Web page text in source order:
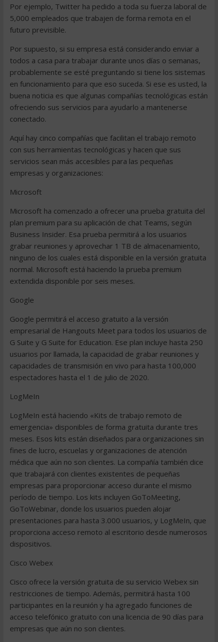
Por ejemplo, Twitter ha pedido a toda su fuerza laboral de
5,000 empleados que trabajen de forma remota en el
futuro previsible.
Por supuesto, si su empresa está considerando enviar a
todos a casa para trabajar durante unos días o semanas,
probablemente se esté preguntando si tiene los sistemas
en funcionamiento para que eso suceda. Si ese es usted, la
buena noticia es que algunas compañías tecnológicas están
ofreciendo sus servicios para ayudarlo a mantenerse
conectado.
Aquí hay cinco compañías que facilitan el trabajo remoto
con sus herramientas tecnológicas y hacen que sus
servicios sean más accesibles para las pequeñas
empresas y organizaciones:
Microsoft
Microsoft ha comenzado a ofrecer una prueba gratuita del
plan premium para su aplicación de chat Teams, según
Business Insider. Esa prueba permitirá a los usuarios
grabar reuniones y aprovechar 1 TB de almacenamiento,
ninguno de los cuales está disponible en la versión gratuita
normal. Microsoft está haciendo la prueba premium
extendida disponible por seis meses.
Google
Google permitirá el acceso gratuito a la versión
empresarial de Hangouts Meet para todos los usuarios de
G Suite y G Suite for Education. Ese plan incluye hasta 250
usuarios por llamada, la capacidad de grabar reuniones y
capacidades de transmisión en vivo para hasta 100,000
espectadores hasta el 1 de julio de 2020.
LogMeIn
LogMeIn está haciendo «Kits de trabajo remoto de
emergencia» disponibles de forma gratuita durante tres
meses. Esos kits están diseñados para organizaciones sin
fines de lucro, escuelas y organizaciones de atención
médica que aún no son clientes. La compañía también dice
que trabajará con clientes existentes de pequeñas
empresas para proporcionar acceso durante el mismo
período de tiempo. Los kits incluyen GoToMeeting,
GoToWebinar, donde los usuarios pueden alojar
presentaciones para hasta 3.000 usuarios, y LogMeIn, que
proporciona acceso remoto al escritorio desde numerosos
dispositivos.
Cisco Webex
Cisco ofrece la versión gratuita de su servicio Webex sin
restricciones de tiempo. Además, permitirá hasta 100
participantes en la reunión y ha agregado funciones de
acceso telefónico gratuito con una licencia de 90 días para
empresas que aún no son clientes.